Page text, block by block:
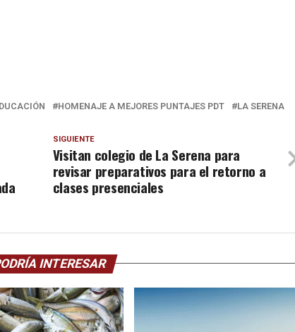
HOMENAJE A MEJORES PUNTAJES PDT LA SERENA
SIGUIENTE
Visitan colegio de La Serena para
revisar preparativos para el retorno a
clases presenciales
INTERESAR